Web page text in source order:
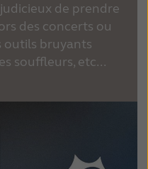
de prendre
des concerts ou
outils bruyants
souffleurs, etc...